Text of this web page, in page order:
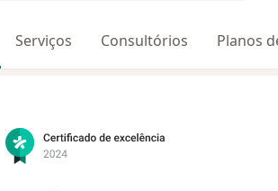
Serviços Consultórios Planos